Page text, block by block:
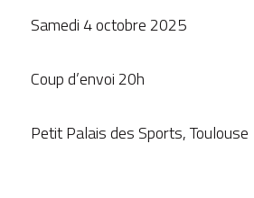
Samedi 4 octobre 2025
Coup d’envoi 20h
Petit Palais des Sports, Toulouse